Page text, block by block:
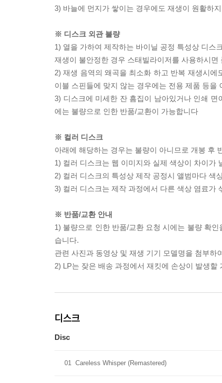
3) 바늘에 먼지가 쌓이는 경우에도 재생이 원활하
※ 디스크 외관 불량
1) 열을 가하여 제작하는 바이닐 공정 특성상 디스
재생이 불안정한 경우 스태빌라이저를 사용하시
2) 재생 음역의 왜곡을 최소화 하고 반복 재생시
이블 스핀들에 맞지 않는 경우에는 전용 제품 등
3) 디스크에 미세한 잔 흠집이 남아있거나 인쇄
에는 불량으로 인한 반품/교환이 가능합니다
※ 컬러 디스크
아래에 해당하는 경우는 불량이 아니므로 개봉 후
1) 컬러 디스크는 웹 이미지와 실제 색상이 차이가
2) 컬러 디스크의 특성상 제작 공정시 앨범마다 색
3) 컬러 디스크는 제작 과정에서 다른 색상 염료가
※ 반품/교환 안내
1) 불량으로 인한 반품/교환 요청 시에는 불량 확
습니다.
관련 사진과 동영상 및 재생 기기 모델명을 첨부하
2) LP는 잦은 배송 과정에서 재킷에 손상이 발생
디스크
Disc
01 Careless Whisper (Remastered)